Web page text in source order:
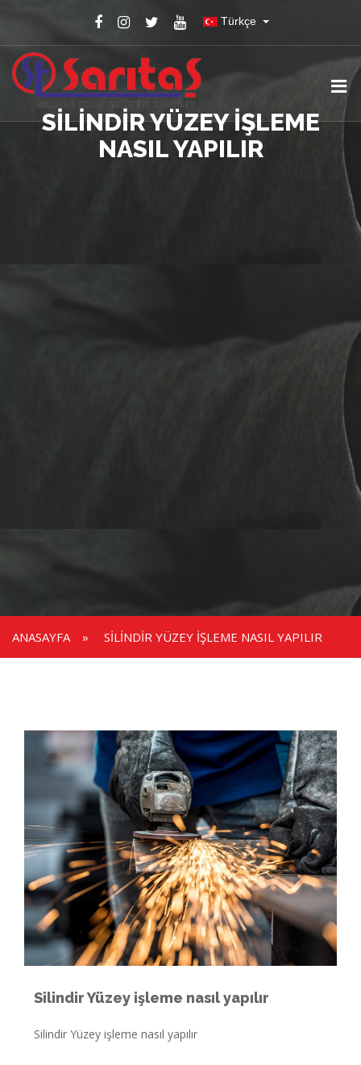
Türkçe
SILINDIR YÜZEY IŞLEME
NASIL YAPILIR
ANASAYFA » SILINDIR YÜZEY IŞLEME NASIL YAPILIR
Silindir Yüzey işleme nasıl yapılır
Silindir Yüzey işleme nasıl yapılır